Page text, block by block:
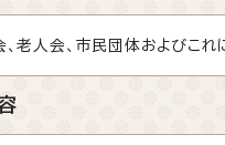
、老人会、市民団体およびこれ